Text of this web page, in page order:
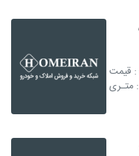
: قیمت
: متـری